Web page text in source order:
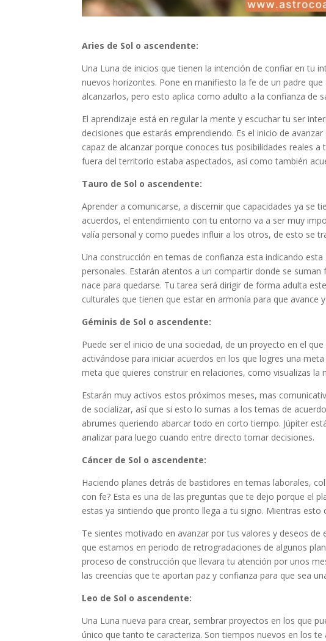
Aries de Sol o ascendente:
Una Luna de inicios que tienen la intención de confiar en tu
nuevos horizontes. Pone en manifiesto la fe de un padre
alcanzarlos, pero esto aplica como adulto a la confianza de
El aprendizaje está en regular la mente y escuchar tu ser
decisiones que estarás emprendiendo. Es el inicio de
capaz de alcanzar porque conoces tus posibilidades reales
fuera del territorio estaba aspectados, así como también
Tauro de Sol o ascendente:
Aprender a comunicarse, a discernir que capacidades ya se
acuerdos, el entendimiento con tu entorno va a ser muy
valía personal y como puedes influir a los otros, de esto se
Una construcción en temas de confianza esta indicando
personales. Estarán atentos a un compartir donde se
nace para quedarse. Tu tarea será dirigir de forma adulta
culturales que tienen que estar en armonía para que avance
Géminis de Sol o ascendente:
Puede ser el inicio de una sociedad, de un proyecto en el
activándose para iniciar acuerdos en los que logres una
meta que quieres construir en relaciones, como visualizas
Estarán muy activos estos próximos meses, mas
de socializar, así que si esto lo sumas a los temas de
abrumes queriendo abarcar todo en corto tiempo. Júpiter
analizar para luego cuando entre directo tomar decisiones.
Cáncer de Sol o ascendente:
Haciendo planes detrás de bastidores en temas laborales,
con fe? Esta es una de las preguntas que te dejo porque el
estas ya sintiendo que pronto llega a tu signo. Mientras
Te sientes motivado en avanzar por tus valores y deseos
que estamos en periodo de retrogradaciones de algunos
proceso de construcción que llevara tu atención por unos
las creencias que te aportan paz y confianza para que sea
Leo de Sol o ascendente:
Una Luna nueva para crear, sembrar proyectos en los que
único que tanto te caracteriza. Son tiempos nuevos en los